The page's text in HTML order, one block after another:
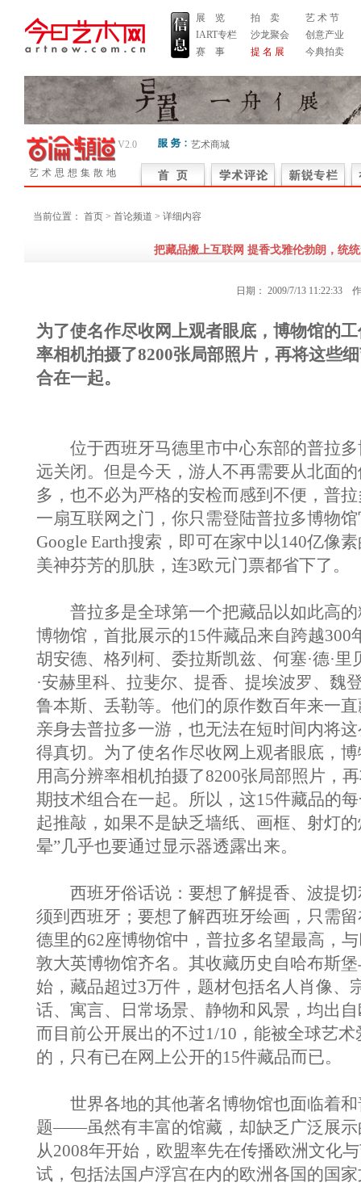
展 览
IART专栏
赛 事
拍 卖
沙龙聚会
提 名 展
艺 术 节
创意产业
今典拍卖
艺术思想集散地
V2.0 艺术商城
当前位置： 首页 > 首论频道 > 详细内容
把藏品搬上互联网 提香戈雅伦勃朗，统
日期： 2009/7/13 11:22:33 作
为了使名作尽收网上观者眼底，博物馆的
率相机拍摄了8200张局部照片，再将这些
合在一起。
位于西班牙马德里市中心东部的普拉多
远关闭。但是今天，游人不再需要从北面
多，也不必为严格的安检而感到不便，普
一扇互联网之门，你只需登陆普拉多博物
Google Earth搜索，即可在家中以140亿像
美神芬芳的肌肤，连3欧元门票都省下了。
普拉多是全球第一个把藏品以如此高的
博物馆，首批展示的15件藏品来自跨越
胡安德、格列柯、委拉斯凯兹、何塞·德·里
·安赫里科、拉斐尔、提香、提埃波罗、魏
鲁本斯、丢勒等。他们的原作数百年来一
亲身去普拉多一游，也无法在短时间内将
得真切。为了使名作尽收网上观者眼底，
用高分辨率相机拍摄了8200张局部照片，
期技术组合在一起。所以，这15件藏品的
起推敲，如果不是缺乏墙纸、画框、射灯
晕”几乎也要通过显示器透露出来。
西班牙俗话说：要想了解提香、波提切
须到西班牙；要想了解西班牙绘画，只需
德里的62座博物馆中，普拉多名望最高，
敦大英博物馆齐名。其收藏历史自哈布斯
始，藏品超过3万件，题材包括名人肖像、
话、寓言、日常场景、静物和风景，均出
而目前公开展出的不过1/10，能被全球艺
的，只有已在网上公开的15件藏品而已。
世界各地的其他著名博物馆也面临着和
题——虽然有丰富的馆藏，却缺乏广泛展示
从2008年开始，欧盟率先在传播欧洲文化
试，包括法国卢浮宫在内的欧洲各国的国